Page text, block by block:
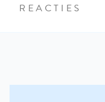
REACTIES